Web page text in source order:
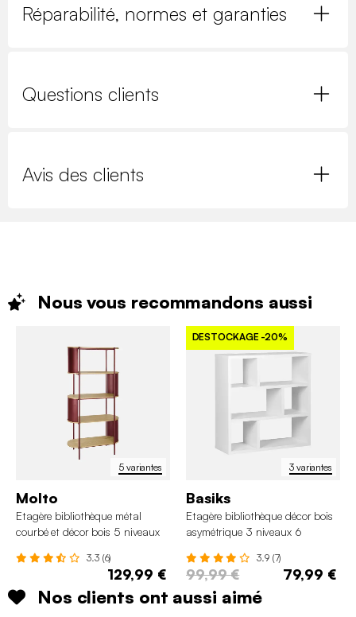
Réparabilité, normes et garanties
Questions clients
Avis des clients
Nous vous recommandons aussi
5 variantes
Molto
Etagère bibliothèque métal
courbé et décor bois 5 niveaux
3.3 (6)
129,99 €
3 variantes
DESTOCKAGE -20%
Basiks
Etagère bibliothèque décor bois
asymétrique 3 niveaux 6
3.9 (7)
99,99 € 79,99 €
Nos clients ont aussi aimé